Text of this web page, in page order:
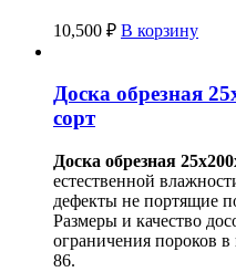
10,500 ₽ В корзину
Доска обрезная
сорт
Доска обрезная
естественной
дефекты не портящие
Размеры и качество
ограничения пороков
86.